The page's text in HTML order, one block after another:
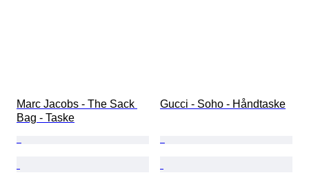
Marc Jacobs - The Sack
Bag - Taske
Gucci - Soho - Håndtaske